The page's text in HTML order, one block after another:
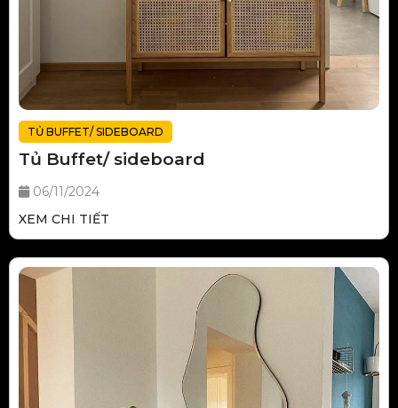
TỦ BUFFET/ SIDEBOARD
Tủ Buffet/ sideboard
06/11/2024
XEM CHI TIẾT